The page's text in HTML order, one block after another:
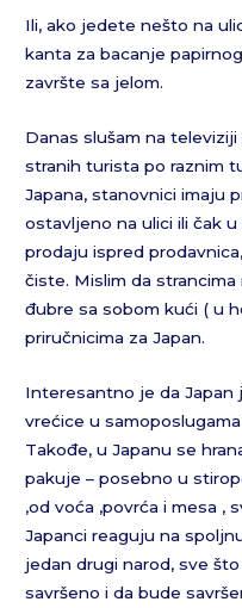
Ili, ako jedete nešto na
kanta za bacanje
završte sa jelom.
Danas slušam na
stranih turista po raznim
Japana, stanovnici imaju
ostavljeno na ulici ili čak
prodaju ispred
čiste. Mislim da
đubre sa sobom kući ( u
priručnicima za Japan.
Interesantno je da Japan
vrećice u
Takođe, u Japanu se
pakuje – posebno u
,od voća ,povrća i mesa ,
Japanci reaguju na
jedan drugi narod, sve
savršeno i da bude